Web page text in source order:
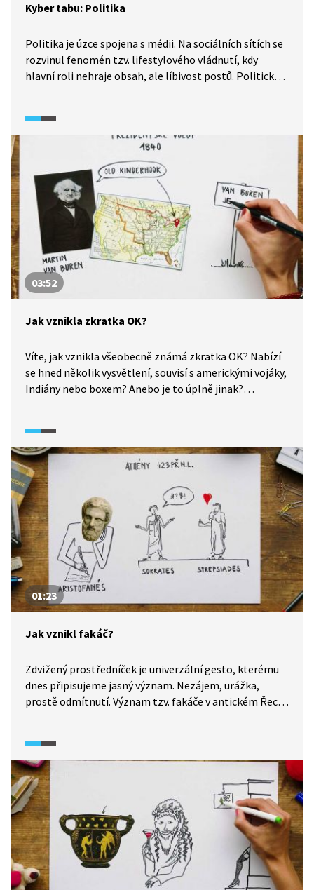
Kyber tabu: Politika
Politika je úzce spojena s médii. Na sociálních sítích se
rozvinul fenomén tzv. lifestylového vládnutí, kdy
hlavní roli nehraje obsah, ale líbivost postů. Politické
Spíše než o politiku jde tedy o marketing.
03:52
Jak vznikla zkratka OK?
Víte, jak vznikla všeobecně známá zkratka OK? Nabízí
se hned několik vysvětlení, souvisí s americkými vojáky,
Indiány nebo boxem? Anebo je to úplně jinak?
01:23
Jak vznikl fakáč?
Zdvižený prostředníček je univerzální gesto, kterému
dnes připisujeme jasný význam. Nezájem, urážka,
prostě odmítnutí. Význam tzv. fakáče v antickém Řecku
rozšířilo daleko za hranice antického Řecka.